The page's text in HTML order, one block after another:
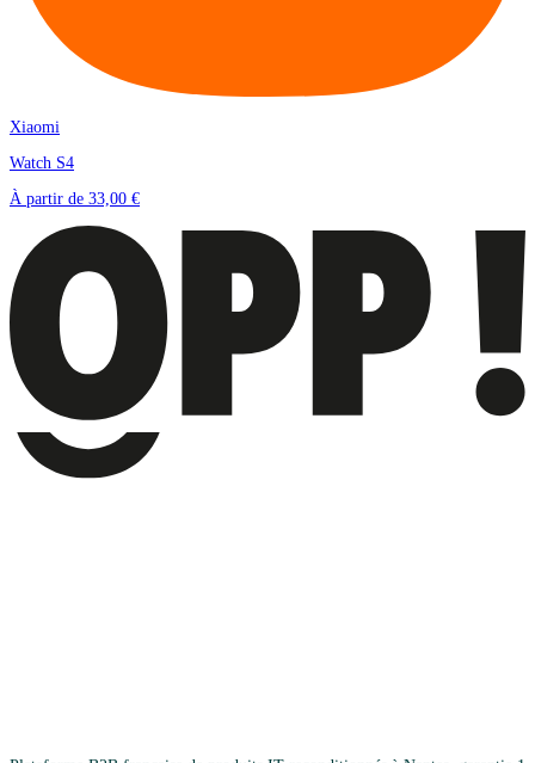
Xiaomi
Watch S4
À partir de 33,00 €